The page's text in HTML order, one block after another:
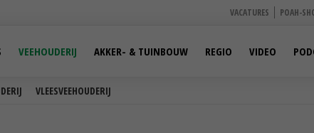
VACATURES POAH-
VLEESVEEHOUDERIJ
VEEHOUDERIJ AKKER- & TUINBOUW REGIO VIDEO